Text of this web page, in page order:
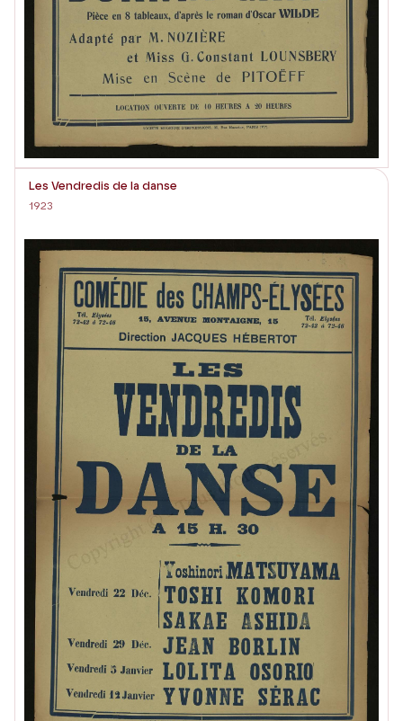
Les Vendredis de la danse
1923